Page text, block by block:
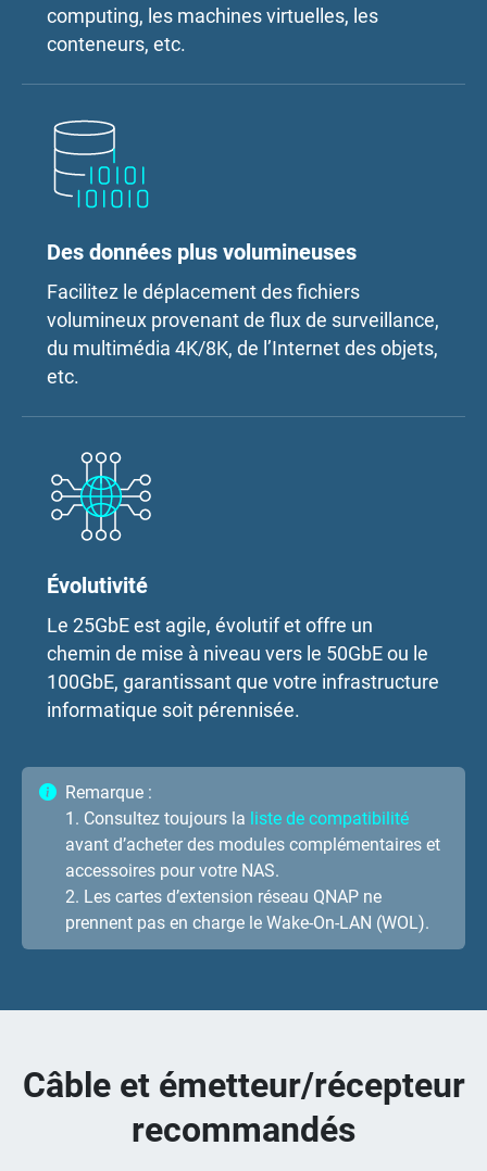
computing, les machines virtuelles, les
conteneurs, etc.
Des données plus volumineuses
Facilitez le déplacement des fichiers
volumineux provenant de flux de surveillance,
du multimédia 4K/8K, de l’Internet des objets,
etc.
Évolutivité
Le 25GbE est agile, évolutif et offre un
chemin de mise à niveau vers le 50GbE ou le
100GbE, garantissant que votre infrastructure
informatique soit pérennisée.
Remarque :
1. Consultez toujours la liste de compatibilité
avant d’acheter des modules complémentaires et
accessoires pour votre NAS.
2. Les cartes d’extension réseau QNAP ne
prennent pas en charge le Wake-On-LAN (WOL).
Câble et émetteur/récepteur
recommandés